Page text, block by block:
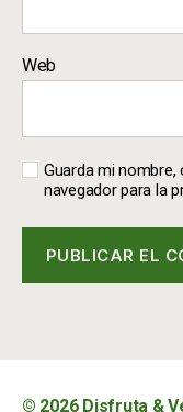
Web
Guarda mi
navegador para la
© 2026 Disfruta &